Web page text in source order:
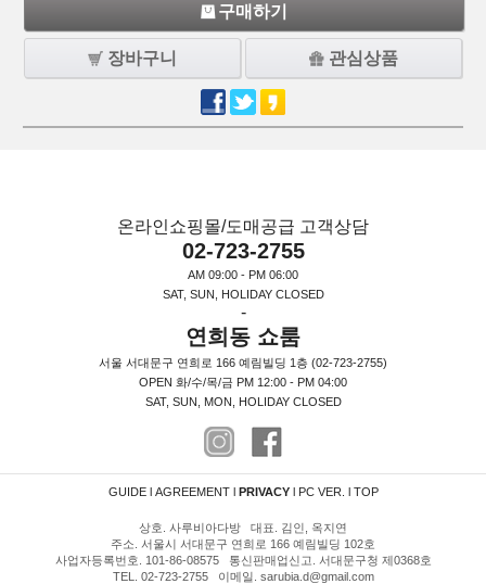
구매하기
장바구니 관심상품
온라인쇼핑몰/도매공급 고객상담
02-723-2755
AM 09:00 - PM 06:00
SAT, SUN, HOLIDAY CLOSED
-
연희동 쇼룸
서울 서대문구 연희로 166 예림빌딩 1층 (02-723-2755)
OPEN 화/수/목/금 PM 12:00 - PM 04:00
SAT, SUN, MON, HOLIDAY CLOSED
GUIDEl AGREEMENTl PRIVACYl PC VER. l TOP
상호. 사루비아다방 대표. 김인, 옥지연
주소. 서울시 서대문구 연희로 166 예림빌딩 102호
사업자등록번호. 101-86-08575 통신판매업신고. 서대문구청 제0368호
TEL. 02-723-2755 이메일. sarubia.d@gmail.com